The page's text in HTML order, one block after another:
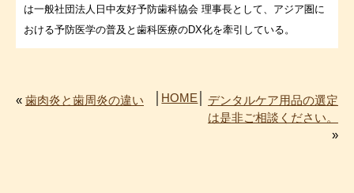
は一般社団法人日中友好予防歯科協会 理事長として、アジア圏に
おける予防医学の普及と歯科医療のDX化を牽引している。
« 歯肉炎と歯周炎の違い HOME
デンタルケア用品の選定
は是非ご相談ください。
»